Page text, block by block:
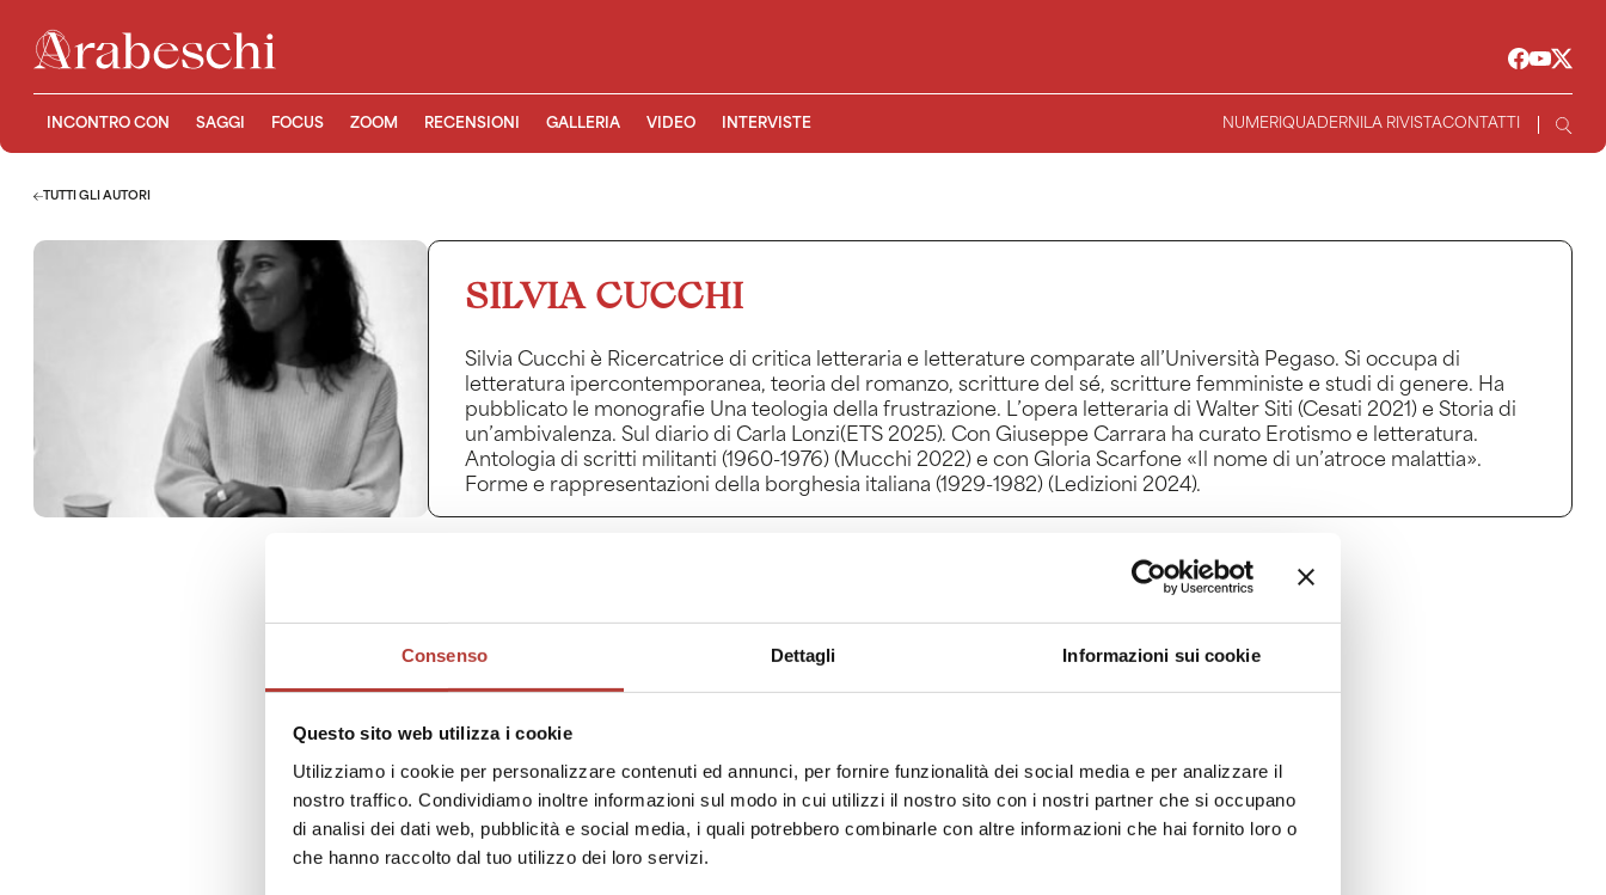
Consenso Dettagli Informazioni sui cookie
Questo sito web utilizza i cookie
Utilizziamo i cookie per personalizzare contenuti ed annunci, per fornire funzionalità dei social media e per analizzare il
nostro traffico. Condividiamo inoltre informazioni sul modo in cui utilizzi il nostro sito con i nostri partner che si occupano
di analisi dei dati web, pubblicità e social media, i quali potrebbero combinarle con altre informazioni che hai fornito loro o
che hanno raccolto dal tuo utilizzo dei loro servizi.
INCONTRO CON SAGGI FOCUS ZOOM RECENSIONI GALLERIA VIDEO INTERVISTE NUMERI QUADERNI LA RIVISTACONTATTI
TUTTI GLI AUTORI
SILVIA CUCCHI
Silvia Cucchi è Ricercatrice di critica letteraria e letterature comparate all’Università Pegaso. Si occupa di
letteratura ipercontemporanea, teoria del romanzo, scritture del sé, scritture femministe e studi di genere. Ha
pubblicato le monografie Una teologia della frustrazione. L’opera letteraria di Walter Siti (Cesati 2021) e Storia di
un’ambivalenza. Sul diario di Carla Lonzi(ETS 2025). Con Giuseppe Carrara ha curato Erotismo e letteratura.
Antologia di scritti militanti (1960-1976) (Mucchi 2022) e con Gloria Scarfone «Il nome di un’atroce malattia».
Forme e rappresentazioni della borghesia italiana (1929-1982) (Ledizioni 2024).
focuses on hypercontemporary literature, novel theory, life writing, feminist writing, and gender studies. She has
published the monographs Una teologia della frustrazione. L’opera letteraria di Walter Siti (Cesati 2021) e Storia di
malattia». Forme e rappresentazioni della borghesia italiana (1929-1982) (Ledizioni 2024).
fototesti di Rivolta Femminile
di Silvia Cucchi